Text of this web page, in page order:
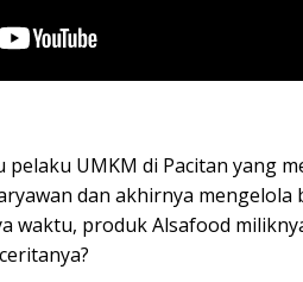
pelaku UMKM di Pacitan yang
dan akhirnya
waktu, produk Alsafood